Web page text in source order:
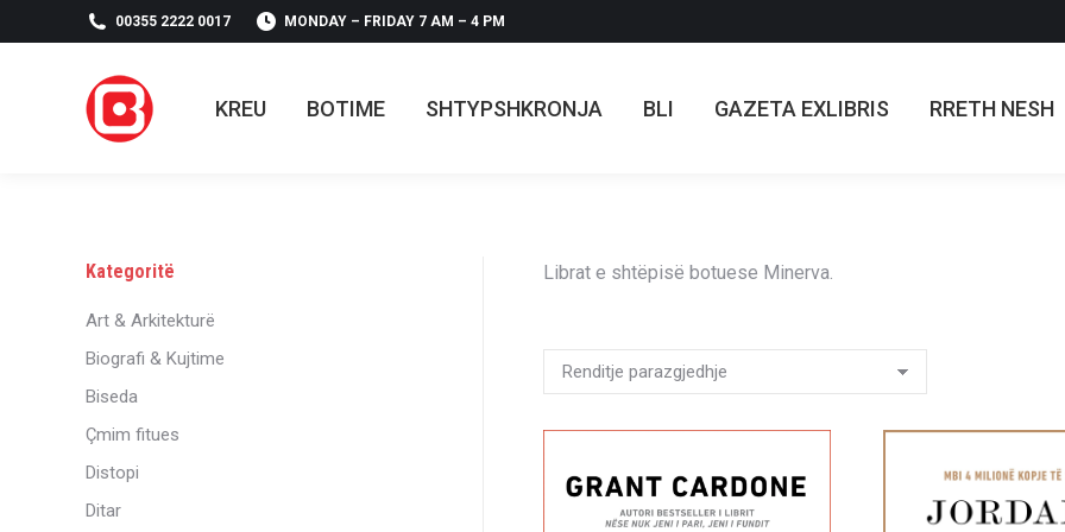
00355 2222 0017 MONDAY – FRIDAY 7 AM – 4 PM
KREU BOTIME SHTYPSHKRONJA BLI GAZETA EXLIBRIS RRETH NESH
Librat e shtëpisë botuese Minerva.
Kategoritë
Art & Arkitekturë
Biografi & Kujtime
Biseda
Çmim fitues
Distopi
Ditar
KREU BOTIME SHTYPSHKRONJA BLI GAZETA EXLIBRIS RRETH NESH